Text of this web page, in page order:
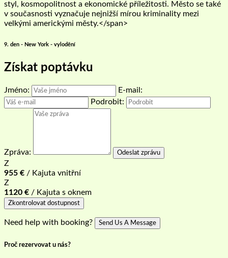
styl, kosmopolitnost a ekonomické příležitosti. Město se také
v současnosti vyznačuje nejnižší mírou kriminality mezi
velkými americkými městy.</span>
9. den - New York - vylodění
Získat poptávku
Jméno:
E-mail:
Podrobit:
Zpráva: Odeslat zprávu
Z
955 € / Kajuta vnitřní
Z
1120 € / Kajuta s oknem
Zkontrolovat dostupnost
Need help with booking? Send Us A Message
Proč rezervovat u nás?